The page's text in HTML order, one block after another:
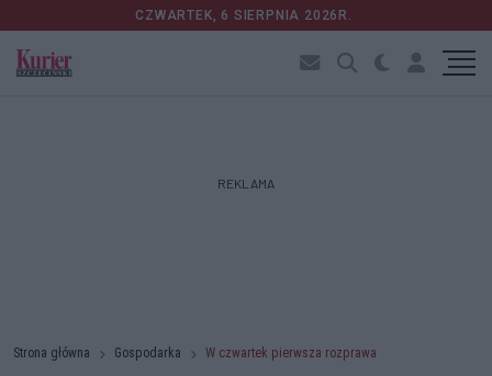
CZWARTEK, 6 SIERPNIA 2026R.
REKLAMA
Strona główna Gospodarka W czwartek pierwsza rozprawa